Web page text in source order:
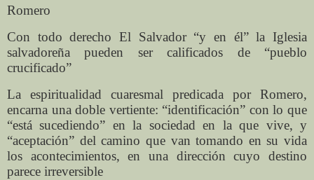
Romero
Con todo derecho El Salvador “y en él” la Iglesia
salvadoreña pueden ser calificados de “pueblo
crucificado”
La espiritualidad cuaresmal predicada por Romero,
encarna una doble vertiente: “identificación” con lo que
“está sucediendo” en la sociedad en la que vive, y
“aceptación” del camino que van tomando en su vida
los acontecimientos, en una dirección cuyo destino
parece irreversible